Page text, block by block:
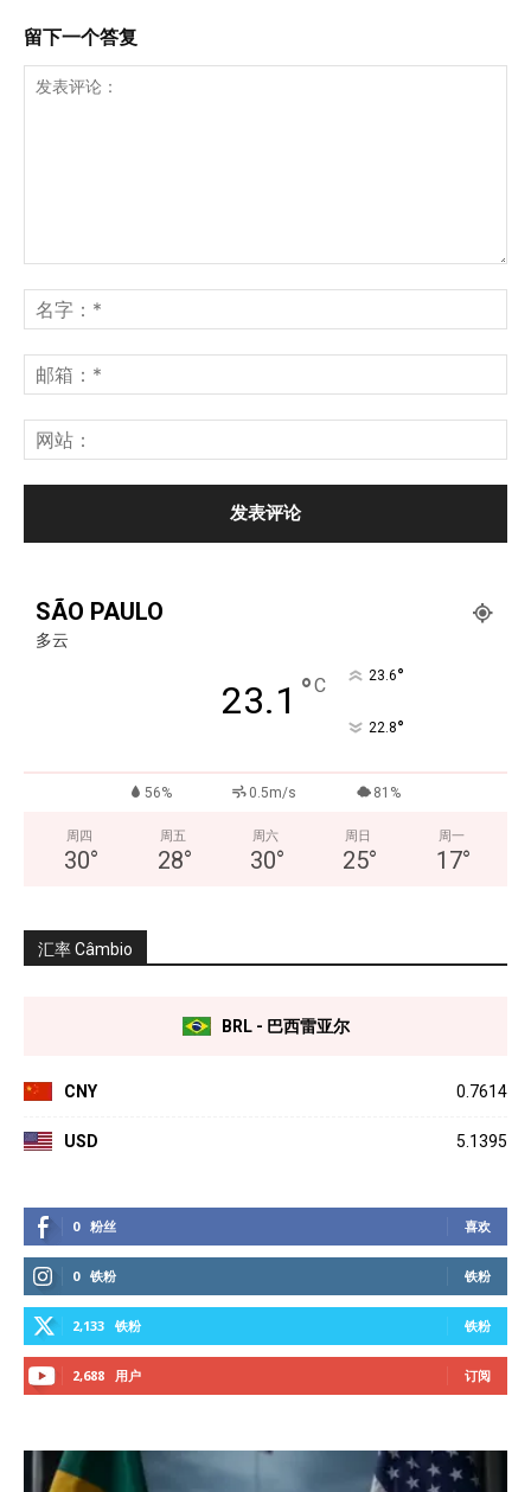
留下一个答复
SÃO PAULO
多云
23.1 °C 23.6°
22.8°
56% 0.5m/s 81%
周四
30°
周五
28°
周六
30°
周日
25°
周一
17°
汇率 Câmbio
BRL - 巴西雷亚尔
CNY 0.7614
USD 5.1395
0 粉丝 喜欢
0 铁粉 铁粉
2,133 铁粉 铁粉
2,688 用户 订阅